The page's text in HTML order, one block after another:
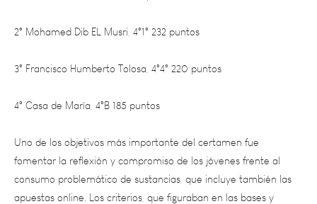
3° Francisco Humberto Tolosa, 4°4° 220 puntos
4° Casa de María, 4°B 185 puntos
Uno de los objetivos más importante del certamen fue
fomentar la reflexión y compromiso de los jóvenes frente al
consumo problemático de sustancias, que incluye también las
apuestas online. Los criterios, que figuraban en las bases y